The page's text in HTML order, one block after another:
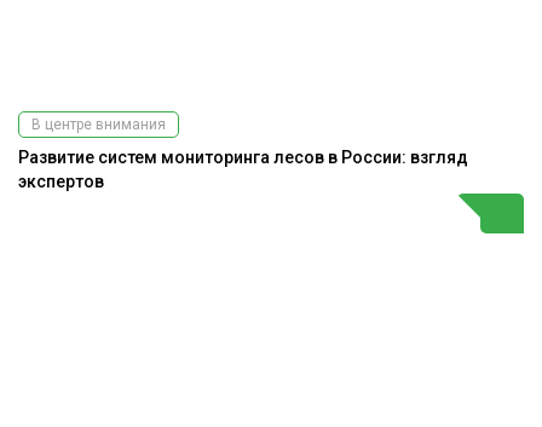
В центре внимания
Развитие систем мониторинга лесов в России: взгляд
экспертов